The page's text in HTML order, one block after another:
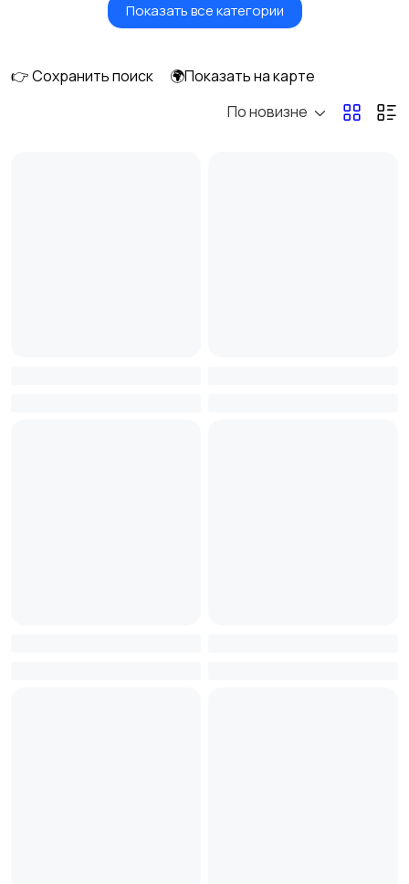
Пылесосы
Показать все категории
👉 Сохранить поиск
🌍Показать на карте
По новизне